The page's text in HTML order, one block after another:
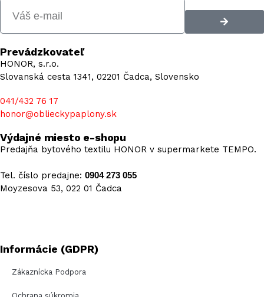
Prevádzkovateľ
HONOR, s.r.o.
Slovanská cesta 1341, 02201 Čadca, Slovensko
041/432 76 17
honor@oblieckypaplony.sk
Výdajné miesto e-shopu
Predajňa bytového textilu HONOR v supermarkete TEMPO.
Tel. číslo predajne: 0904 273 055
Moyzesova 53, 022 01 Čadca
Informácie (GDPR)
Zákaznícka Podpora